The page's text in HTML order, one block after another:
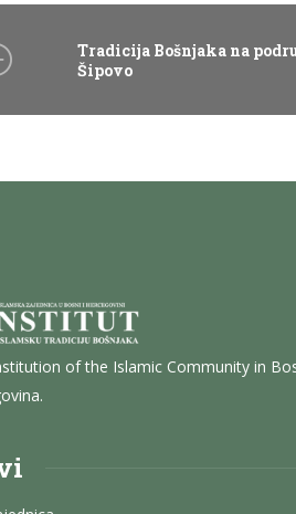
Tradicija Bošnjaka na
Šipovo
of the Islamic Community in